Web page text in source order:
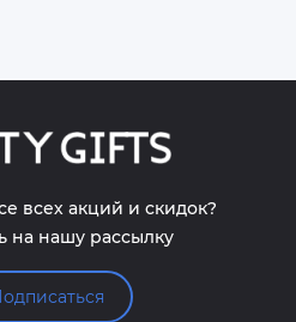
всех акций и скидок?
на нашу рассылку